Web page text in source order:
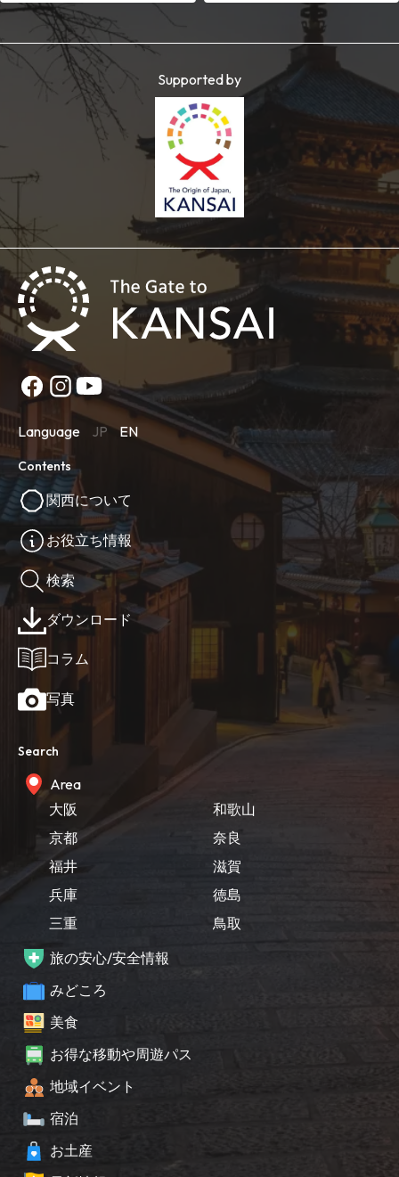
Supported by
Language JP EN
Contents
関西について
お役立ち情報
検索
ダウンロード
コラム
写真
Search
Area
大阪
京都
福井
兵庫
三重
和歌山
奈良
滋賀
徳島
鳥取
旅の安心/安全情報
みどころ
美食
お得な移動や周遊パス
地域イベント
宿泊
お土産